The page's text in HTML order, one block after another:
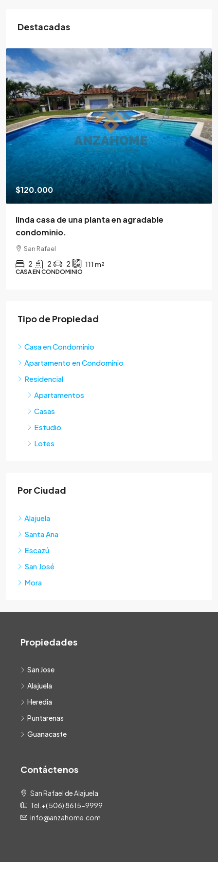
Destacadas
$120.000
linda casa de una planta en agradable
condominio.
San Rafael
2 2 2 111 m²
CASA EN CONDOMINIO
Tipo de Propiedad
Casa en Condominio
Apartamento en Condominio
Residencial
Apartamentos
Casas
Estudio
Lotes
Por Ciudad
Alajuela
Santa Ana
Escazú
San José
Mora
Propiedades
San Jose
Alajuela
Heredia
Puntarenas
Guanacaste
Contáctenos
San Rafael de Alajuela
Tel.+( 506) 8615-9999
info@anzahome.com